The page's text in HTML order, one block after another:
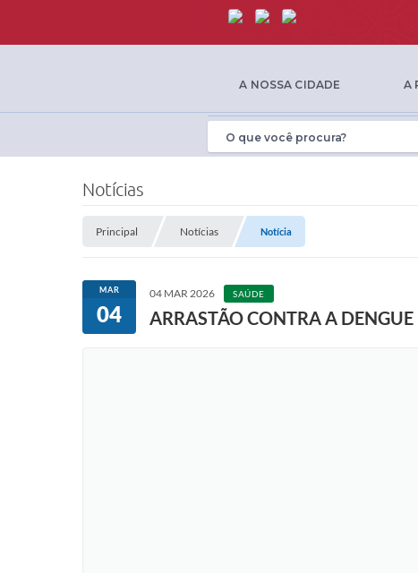
A NOSSA CIDADE A
Notícias
Principal Notícias Notícia
MAR
04
04 MAR 2026 SAÚDE
ARRASTÃO CONTRA A